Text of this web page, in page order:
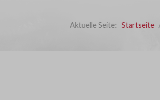
Aktuelle Seite: Startseite